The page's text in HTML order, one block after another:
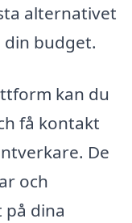
alternativet
din budget.
kan du
få kontakt
De
och
dina